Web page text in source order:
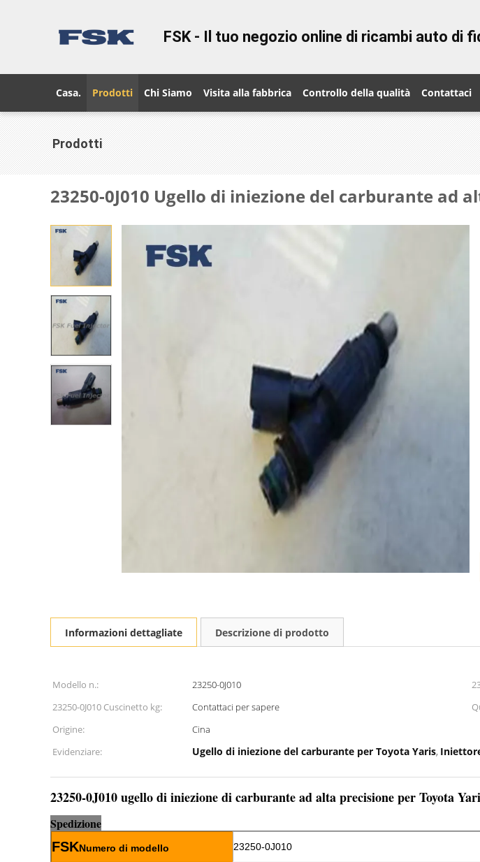
FSK - Il tuo negozio online di ricambi auto di
Casa. Prodotti Chi Siamo Visita alla fabbrica Controllo della qualità Contattaci
Prodotti
23250-0J010 Ugello di iniezione del carburante ad
Informazioni dettagliate Descrizione di prodotto
Modello n.: 23250-0J010
23250-0J010 Cuscinetto kg:
Contattaci per sapere
Origine:
Cina
Evidenziare:
Ugello di iniezione del carburante per Toyota Yaris,
23250-0J010 ugello di iniezione di carburante ad alta precisione per Toyota
Spedizione
FSKNumero di modello 23250-0J010